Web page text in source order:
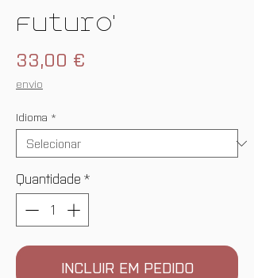
Futuro'
33,00 €
envio
Idioma *
Quantidade *
INCLUIR EM PEDIDO